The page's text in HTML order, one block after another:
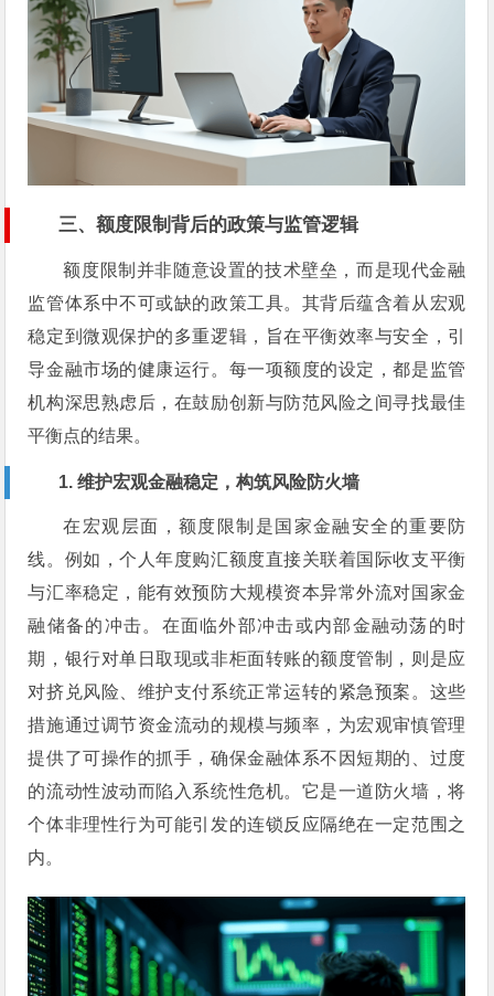
三、额度限制背后的政策与监管逻辑
额度限制并非随意设置的技术壁垒，而是现代金融
监管体系中不可或缺的政策工具。其背后蕴含着从宏观
稳定到微观保护的多重逻辑，旨在平衡效率与安全，引
导金融市场的健康运行。每一项额度的设定，都是监管
机构深思熟虑后，在鼓励创新与防范风险之间寻找最佳
平衡点的结果。
1. 维护宏观金融稳定，构筑风险防火墙
在宏观层面，额度限制是国家金融安全的重要防
线。例如，个人年度购汇额度直接关联着国际收支平衡
与汇率稳定，能有效预防大规模资本异常外流对国家金
融储备的冲击。在面临外部冲击或内部金融动荡的时
期，银行对单日取现或非柜面转账的额度管制，则是应
对挤兑风险、维护支付系统正常运转的紧急预案。这些
措施通过调节资金流动的规模与频率，为宏观审慎管理
提供了可操作的抓手，确保金融体系不因短期的、过度
的流动性波动而陷入系统性危机。它是一道防火墙，将
个体非理性行为可能引发的连锁反应隔绝在一定范围之
内。